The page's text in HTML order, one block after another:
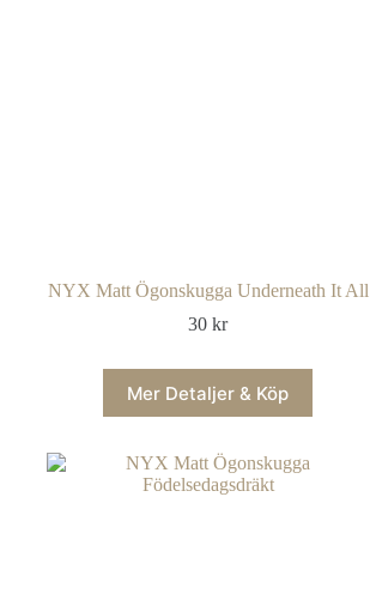
NYX Matt Ögonskugga Underneath It All
30kr
Mer Detaljer & Köp